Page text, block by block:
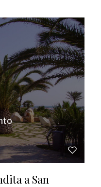
a San